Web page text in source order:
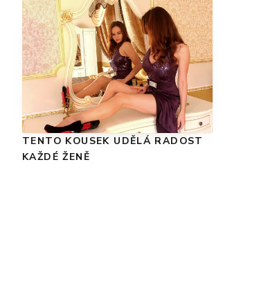
TENTO KOUSEK UDĚLÁ RADOST
KAŽDÉ ŽENĚ